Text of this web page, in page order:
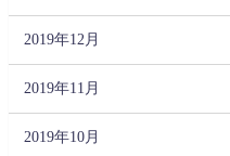
2019年12月
2019年11月
2019年10月